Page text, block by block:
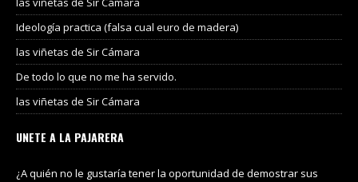
Ideología practica (falsa cual euro de madera)
las viñetas de Sir Cámara
De todo lo que no me ha servido.
las viñetas de Sir Cámara
UNETE A LA PAJARERA
¿A quién no le gustaría tener la oportunidad de demostrar sus